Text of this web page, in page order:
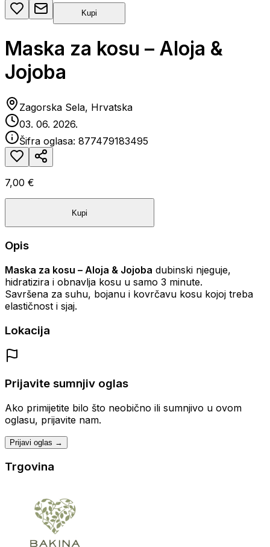
Kupi
Maska za kosu – Aloja &
Jojoba
Zagorska Sela, Hrvatska
03. 06. 2026.
Šifra oglasa: 877479183495
7,00 €
Kupi
Opis
Maska za kosu – Aloja & Jojoba dubinski njeguje,
hidratizira i obnavlja kosu u samo 3 minute.
Savršena za suhu, bojanu i kovrčavu kosu kojoj treba
elastičnost i sjaj.
Lokacija
Prijavite sumnjiv oglas
Ako primijetite bilo što neobično ili sumnjivo u ovom
oglasu, prijavite nam.
Prijavi oglas →
Trgovina